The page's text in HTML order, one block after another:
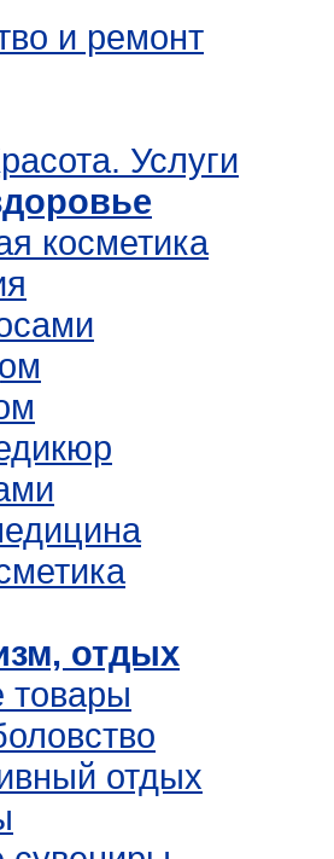
и ремонт
Услуги
косметика
отдых
товары
отдых